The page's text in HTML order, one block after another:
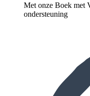
Met onze Boek met
ondersteuning